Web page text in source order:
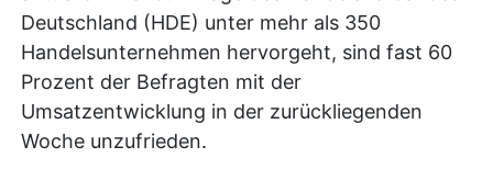
Deutschland (HDE) unter mehr als 350
Handelsunternehmen hervorgeht, sind fast 60
Prozent der Befragten mit der
Umsatzentwicklung in der zurückliegenden
Woche unzufrieden.